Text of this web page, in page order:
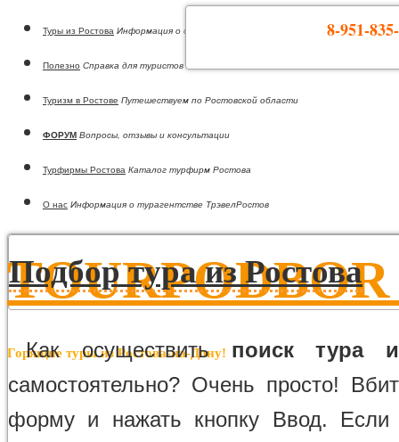
8-951-
Туры из Ростова Информация о странах
Полезно Справка для туристов
Туризм в Ростове Путешествуем по Ростовской области
ФОРУМ Вопросы, отзывы и консультации
Турфирмы Ростова Каталог турфирм Ростова
О нас Информация о турагентстве ТрэвелРостов
Горящие туры из Ростова-на-Дону!
Подбор тура из Ростова
Как осуществить поиск тура
самостоятельно? Очень просто!
форму и нажать кнопку Ввод.